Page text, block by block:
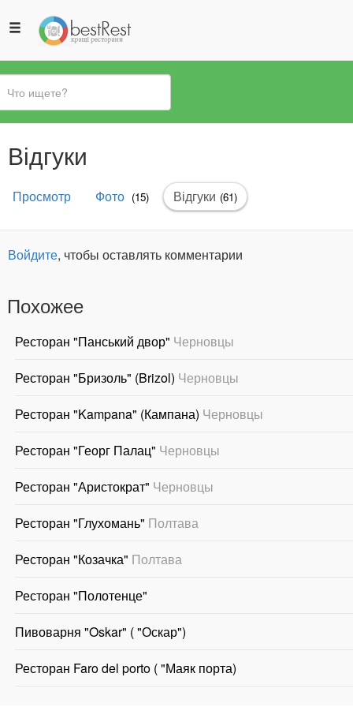
Вы
здесь
Відгуки
Главные
Просмотр Фото (15) Відгуки (активная
вкладка)
(61)
Войдите, чтобы оставлять комментарии
Похожее
Ресторан "Панський двор" Черновцы
Ресторан "Бризоль" (Brizol) Черновцы
Ресторан "Kampana" (Кампана) Черновцы
Ресторан "Георг Палац" Черновцы
Ресторан "Аристократ" Черновцы
Ресторан "Глухомань" Полтава
Ресторан "Козачка" Полтава
Ресторан "Полотенце"
Пивоварня "Oskar" ( "Оскар")
Ресторан Faro del porto ( "Маяк порта)